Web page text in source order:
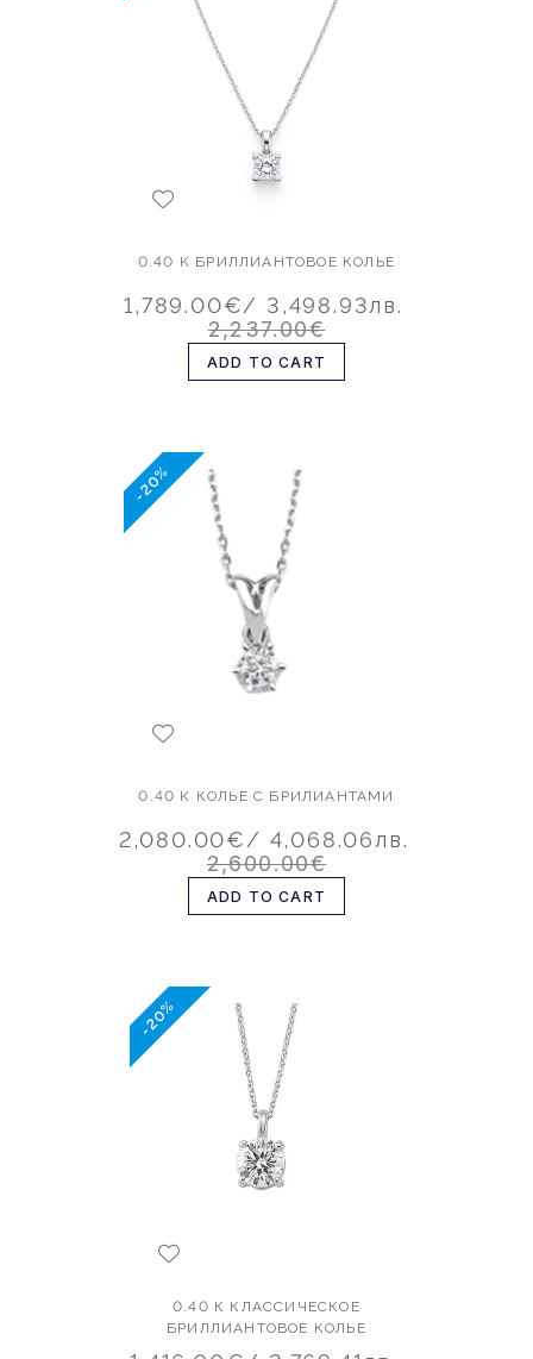
0.40 K БРИЛЛИАНТОВОЕ КОЛЬЕ
1,789.00€/ 3,498.93лв.
2,237.00€
ADD TO CART
-20%
0.40 K КОЛЬЕ С БРИЛИАНТАМИ
2,080.00€/ 4,068.06лв.
2,600.00€
ADD TO CART
-20%
0.40 К КЛАССИЧЕСКОЕ
БРИЛЛИАНТОВОЕ КОЛЬЕ